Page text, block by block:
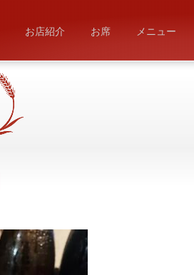
お店紹介 お席 メニュー